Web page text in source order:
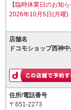
【臨時休業日のお知ら
2026年10月5日(月曜)
店舗名
ドコモショップ西神
住所/電話番号
〒651-2273